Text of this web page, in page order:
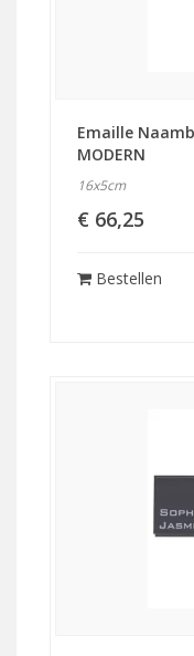
Emaille
MODERN
16x5cm
€ 66,25
Bestellen